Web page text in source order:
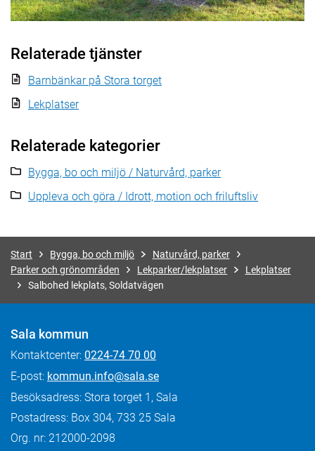
Relaterade tjänster
Barnbänkar på Stora torget
Lekplatser
Relaterade kategorier
Bygga, bo och miljö / Naturvård, parker
Uppleva och göra / Idrott, motion och friluftsliv
Start Bygga, bo och miljö
Naturvård, parker
Parker och grönområden
Lekparker/lekplatser
Lekplatser
Salbohed lekplats, Soldatvägen
Sala kommun
Kontaktcenter: 0224-74 70 00
E-post: kommun.info@sala.se
Besöksadress: Stora torget 1, Sala
Postadress: Box 304, 733 25 Sala
Org. nr: 212000-2098